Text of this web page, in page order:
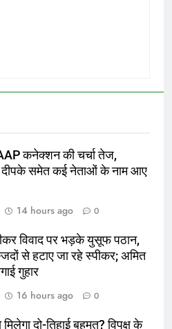
कनेक्शन की चर्चा तेज,
दीपके समेत कई नेताओं के नाम आए
14 hours ago 0
विवाद पर भड़के युसूफ पठान,
से हटाए जा रहे स्पीकर; अमित
गुहार
16 hours ago 0
दो-तिहाई बहुमत? विपक्ष के